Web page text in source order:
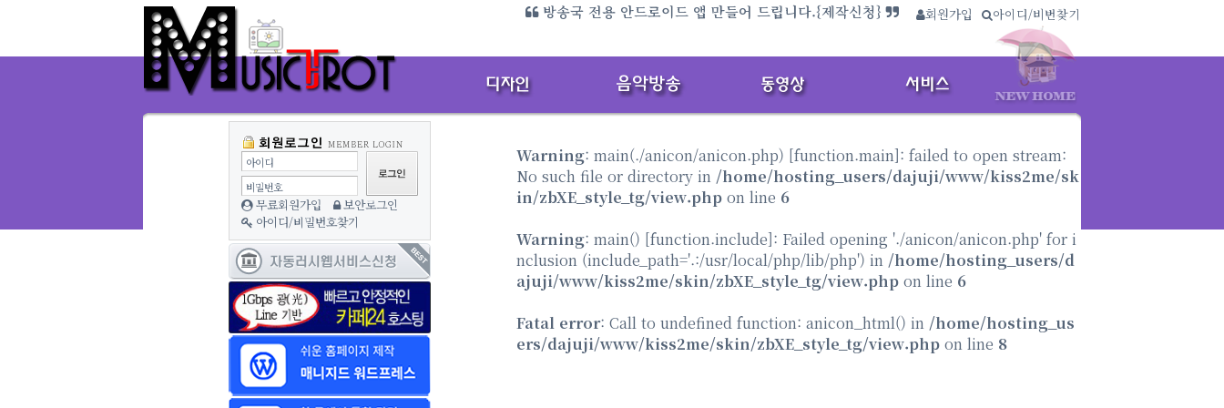
회원가입 아이디/비번찾기
미디어 엔터 전용 홈페이지 만들어 드립니다.{샘플사이트보기}
방송국 전용 안드로이드 앱 만들어 드립니다.{제작신청}
아이디
비밀번호
무료회원가입
보안로그인
아이디/비밀번호찾기
Warning: main(./anicon/anicon.php) [function.main]: failed to open stream:
No such file or directory in /home/hosting_users/dajuji/www/kiss2me/sk
in/zbXE_style_tg/view.php on line 6
Warning: main() [function.include]: Failed opening './anicon/anicon.php' for i
nclusion (include_path='.:/usr/local/php/lib/php') in /home/hosting_users/d
ajuji/www/kiss2me/skin/zbXE_style_tg/view.php on line 6
Fatal error: Call to undefined function: anicon_html() in /home/hosting_us
ers/dajuji/www/kiss2me/skin/zbXE_style_tg/view.php on line 8